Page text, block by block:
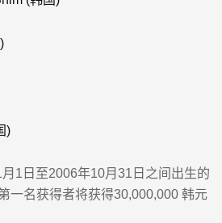
)
1日至2006年10月31日之间出生的
一名获得者将获得30,000,000 韩元